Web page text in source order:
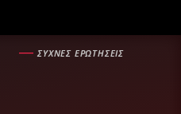
―ΣΥΧΝΕΣ ΕΡΩΤΗΣΕΙΣ